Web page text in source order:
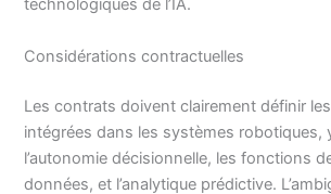
technologiques de l’IA.
Considérations contractuelles
Les contrats doivent clairement définir les
intégrées dans les systèmes robotiques,
l’autonomie décisionnelle, les fonctions
données, et l’analytique prédictive.